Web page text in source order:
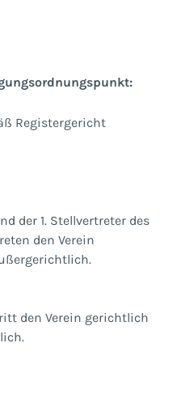
Registergericht
der 1. Stellvertreter des
den Verein
den Verein gerichtlich